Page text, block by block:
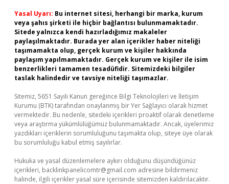
Yasal Uyarı: Bu internet sitesi, herhangi bir marka, kurum
veya şahıs şirketi ile hiçbir bağlantısı bulunmamaktadır.
Sitede yalnızca kendi hazırladığımız makaleler
paylaşılmaktadır. Burada yer alan içerikler haber niteliği
taşımamakta olup, gerçek kurum ve kişiler hakkında
paylaşım yapılmamaktadır. Gerçek kurum ve kişiler ile isim
benzerlikleri tamamen tesadüfidir. Sitemizdeki bilgiler
taslak halindedir ve tavsiye niteliği taşımazlar.
Sitemiz, 5651 Sayılı Kanun gereğince Bilgi Teknolojileri ve İletişim
Kurumu (BTK) tarafından onaylanmış bir Yer Sağlayıcı olarak hizmet
vermektedir. Bu nedenle, sitedeki içerikleri proaktif olarak denetleme
veya araştırma yükümlülüğümüz bulunmamaktadır. Ancak, üyelerimiz
yazdıkları içeriklerin sorumluluğunu taşımakta olup, siteye üye olarak
bu sorumluluğu kabul etmiş sayılırlar.
Hukuka ve yasal düzenlemelere aykırı olduğunu düşündüğünüz
içerikleri, backlinkpanelicomtr@gmail.com adresine bildirmeniz
halinde, ilgili içerikler yasal süre içerisinde sitemizden kaldırılacaktır.